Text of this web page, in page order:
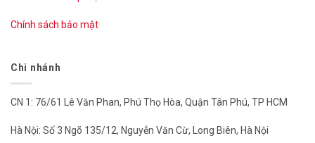
Chính sách bảo mật
Chi nhánh
CN 1: 76/61 Lê Văn Phan, Phú Thọ Hòa, Quận Tân Phú, TP HCM
Hà Nội: Số 3 Ngõ 135/12, Nguyễn Văn Cừ, Long Biên, Hà Nội